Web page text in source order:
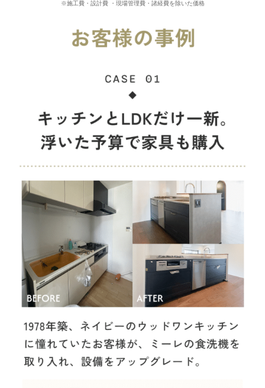
※施工費・設計費 ・現場管理費・諸経費を除いた価格